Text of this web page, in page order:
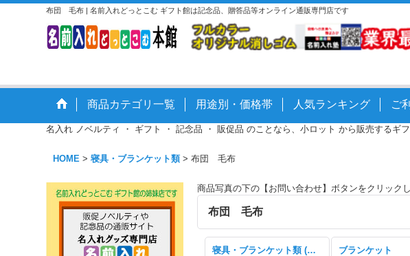
布団 毛布 | 名前入れどっとこむ ギフト館は記念品、贈答品等オンライン通販専門店です
商品カテゴリ一覧 用途別・価格帯 人気ランキング ご
名入れ ノベルティ ・ ギフト ・ 記念品 ・ 販促品 のことなら、小ロット から販売する
HOME > 寝具・ブランケット類 > 布団 毛布
商品写真の下の【お問い合わせ】ボタンをクリッ
布団 毛布
寝具・ブランケット類 (全商品) ブランケット